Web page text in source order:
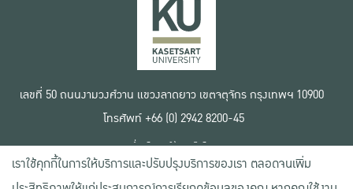
เลขที่ 50 ถนนงามวงศ์วาน แขวงลาดยาว เขตจตุจักร กรุงเทพฯ 10900
โทรศัพท์ +66 (0) 2942 8200-45
เงื่อนไขการใช้งานเว็บไซต์
ข้อตกลงด้านสิทธิ์ใช้งาน
นโยบายความเป็นส่วนตัว
เราใช้คุกกี้ในการให้บริการและปรับปรุงบริการของเรา ตลอดจนเพิ่ม